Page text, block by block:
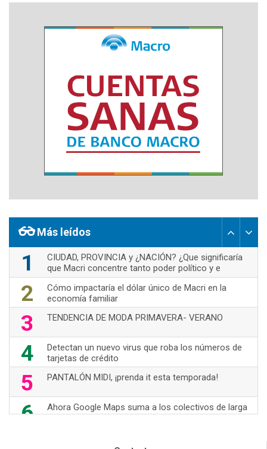
Más leídos
1
CIUDAD, PROVINCIA y ¿NACIÓN? ¿Que significaría
que Macri concentre tanto poder político y e
2
Cómo impactaría el dólar único de Macri en la
economía familiar
3 TENDENCIA DE MODA PRIMAVERA- VERANO
4
Detectan un nuevo virus que roba los números de
tarjetas de crédito
5 PANTALÓN MIDI, ¡prenda it esta temporada!
6
Ahora Google Maps suma a los colectivos de larga
distancia